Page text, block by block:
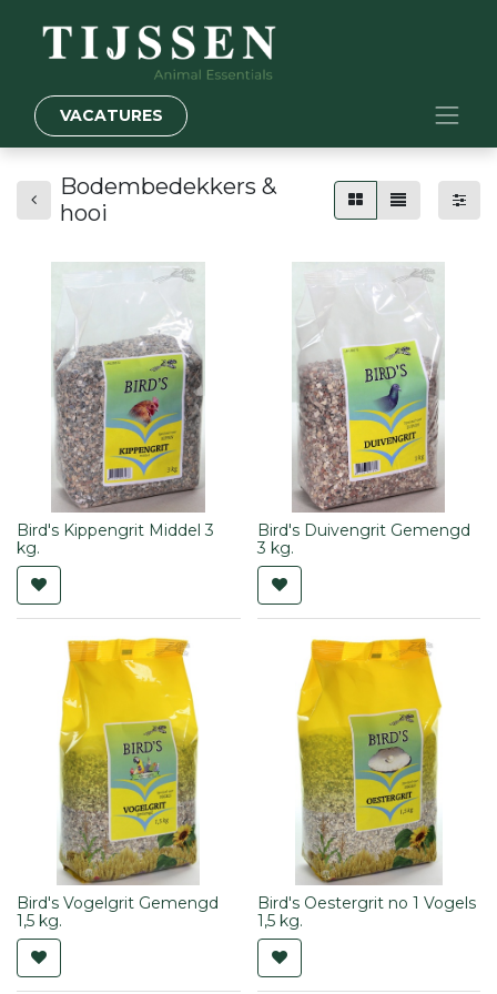
VACATURES
Bodembedekkers &
hooi
Bird's Kippengrit Middel 3
kg.
Bird's Duivengrit Gemengd
3 kg.
Bird's Vogelgrit Gemengd
1,5 kg.
Bird's Oestergrit no 1 Vogels
1,5 kg.